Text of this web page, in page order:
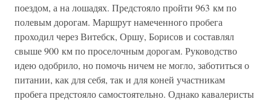
поездом, а на лошадях. Предстояло пройти 963 км по
полевым дорогам. Маршрут намеченного пробега
проходил через Витебск, Оршу, Борисов и составлял
свыше 900 км по проселочным дорогам. Руководство
идею одобрило, но помочь ничем не могло, заботиться о
питании, как для себя, так и для коней участникам
пробега предстояло самостоятельно. Однако кавалеристы